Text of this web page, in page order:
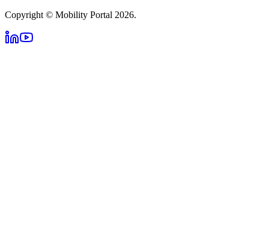
Copyright © Mobility Portal 2026.